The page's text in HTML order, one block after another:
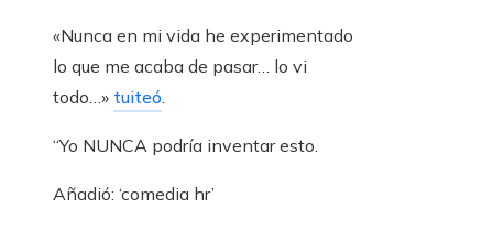
«Nunca en mi vida he experimentado
lo que me acaba de pasar… lo vi
todo…» tuiteó.
“Yo NUNCA podría inventar esto.
Añadió: ‘comedia hr’